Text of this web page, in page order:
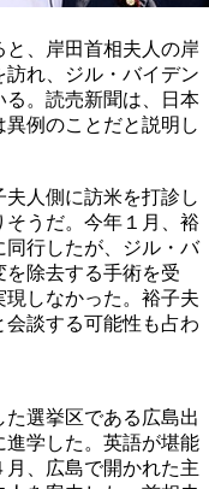
、岸田首相夫人の岸
れ、ジル・バイデン
。読売新聞は、日本
例のことだと説明し
人側に訪米を打診し
うだ。今年１月、裕
行したが、ジル・バ
除去する手術を受
しなかった。裕子夫
会談する可能性も占わ
選挙区である広島出
学した。英語が堪能
、広島で開かれた主